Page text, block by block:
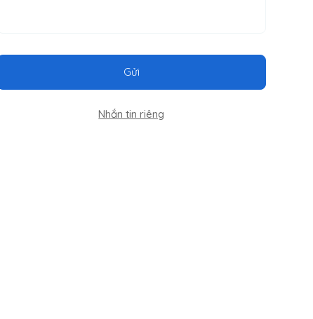
Gửi
Nhắn tin riêng